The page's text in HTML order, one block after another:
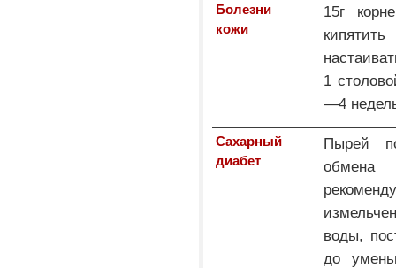
Болезни
кожи
15г
1
—4
Сахарный
диабет
Пырей
обмена
воды,
до